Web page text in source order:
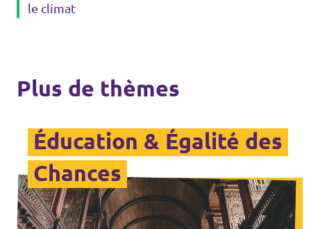
le climat
Plus de thèmes
Éducation & Égalité des
Chances